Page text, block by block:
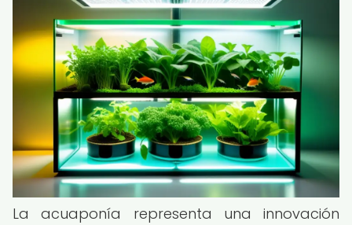
La acuaponía representa una innovación